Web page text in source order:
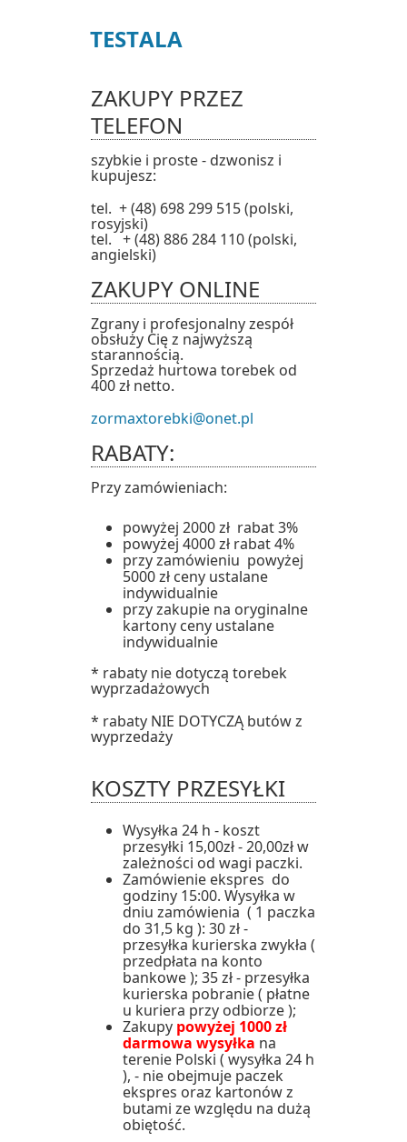
TESTALA
ZAKUPY PRZEZ
TELEFON
szybkie i proste - dzwonisz i
kupujesz:
tel. + (48) 698 299 515 (polski,
rosyjski)
tel. + (48) 886 284 110 (polski,
angielski)
ZAKUPY ONLINE
Zgrany i profesjonalny zespół
obsłuży Cię z najwyższą
starannością.
Sprzedaż hurtowa torebek od
400 zł netto.
zormaxtorebki@onet.pl
RABATY:
Przy zamówieniach:
powyżej 2000 zł rabat 3%
powyżej 4000 zł rabat 4%
przy zamówieniu powyżej
5000 zł ceny ustalane
indywidualnie
przy zakupie na oryginalne
kartony ceny ustalane
indywidualnie
* rabaty nie dotyczą torebek
wyprzadażowych
* rabaty NIE DOTYCZĄ butów z
wyprzedaży
KOSZTY PRZESYŁKI
Wysyłka 24 h - koszt
przesyłki 15,00zł - 20,00zł w
zależności od wagi paczki.
Zamówienie ekspres do
godziny 15:00. Wysyłka w
dniu zamówienia ( 1 paczka
do 31,5 kg ): 30 zł -
przesyłka kurierska zwykła (
przedpłata na konto
bankowe ); 35 zł - przesyłka
kurierska pobranie ( płatne
u kuriera przy odbiorze );
Zakupy powyżej 1000 zł
darmowa wysyłka na
terenie Polski ( wysyłka 24 h
), - nie obejmuje paczek
ekspres oraz kartonów z
butami ze względu na dużą
obiętość.